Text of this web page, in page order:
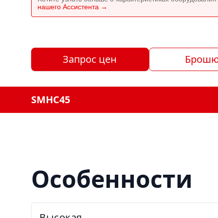
нашего Ассистента →
Запрос цен
SMHC45
Особенности